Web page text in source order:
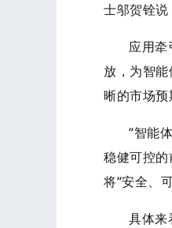
士邬贺铨
应用
放，为智
晰的市场预
“智能
稳健可控
将“安全、
具体来